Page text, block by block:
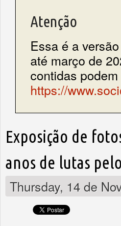
Atenção
Essa é a
até março de
contidas
https://
Exposição de
anos de lutas
Thursday, 14 de